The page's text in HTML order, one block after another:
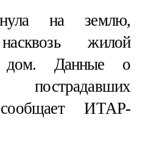
на землю,
жилой
дом. Данные о
ИТАР-